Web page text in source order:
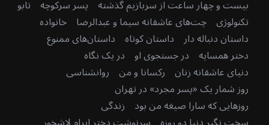
بیست و چهار ساعت از سربازیم گذشته پسر سرکوچه تابو
تکنولوژی چت‌های عاشقانه سیما و عبدالرضا خانواده
داستان دنباله دار داستان کوتاه داستان‌های ممنوع
دختر همسایه در جستجوی او در یک نگاه
دنیای عاشقانه زنان رکسانا و من روانشناسی
روز شمار یک «پسر مجرد» در تهران
روزهایی که سارا صیغه من بود زندگی